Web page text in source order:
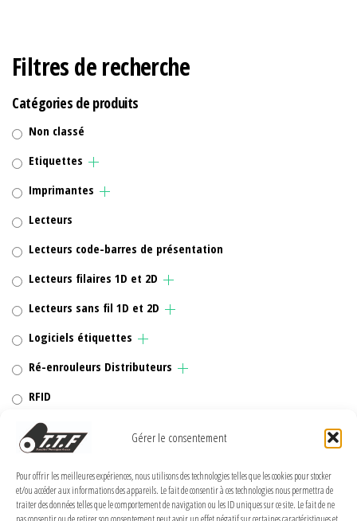
Gérer le consentement
Pour offrir les meilleures expériences, nous utilisons des technologies telles que les cookies pour stocker
et/ou accéder aux informations des appareils. Le fait de consentir à ces technologies nous permettra de
traiter des données telles que le comportement de navigation ou les ID uniques sur ce site. Le fait de ne
Filtres de recherche
Catégories de produits
Non classé
Etiquettes
Imprimantes
Lecteurs
Lecteurs code-barres de présentation
Lecteurs filaires 1D et 2D
Lecteurs sans fil 1D et 2D
Logiciels étiquettes
Ré-enrouleurs Distributeurs
RFID
Rubans transfert thermique
Têtes d'impression